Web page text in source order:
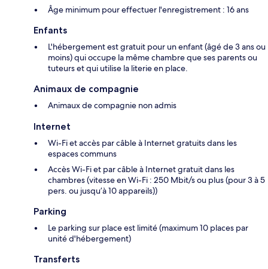
Âge minimum pour effectuer l'enregistrement : 16 ans
Enfants
L'hébergement est gratuit pour un enfant (âgé de 3 ans ou
moins) qui occupe la même chambre que ses parents ou
tuteurs et qui utilise la literie en place.
Animaux de compagnie
Animaux de compagnie non admis
Internet
Wi-Fi et accès par câble à Internet gratuits dans les
espaces communs
Accès Wi-Fi et par câble à Internet gratuit dans les
chambres (vitesse en Wi-Fi : 250 Mbit/s ou plus (pour 3 à 5
pers. ou jusqu’à 10 appareils))
Parking
Le parking sur place est limité (maximum 10 places par
unité d'hébergement)
Transferts